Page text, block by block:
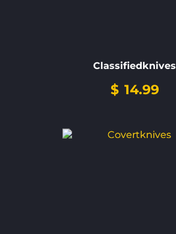
Classifiedknives
$ 14.99